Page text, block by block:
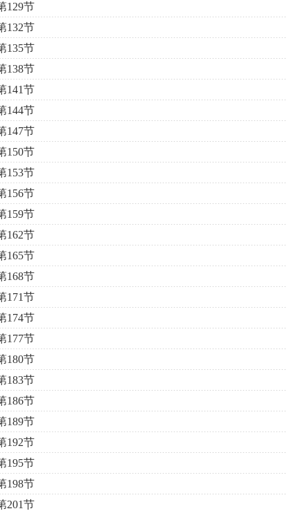
129节
132节
135节
138节
141节
144节
147节
150节
153节
156节
159节
162节
165节
168节
171节
174节
177节
180节
183节
186节
189节
192节
195节
198节
201节